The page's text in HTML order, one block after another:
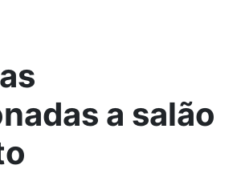
a salão